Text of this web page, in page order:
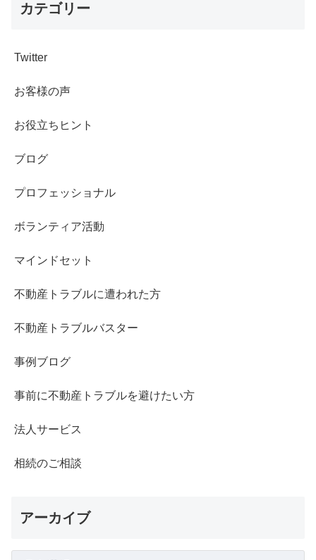
カテゴリー
Twitter
お客様の声
お役立ちヒント
ブログ
プロフェッショナル
ボランティア活動
マインドセット
不動産トラブルに遭われた方
不動産トラブルバスター
事例ブログ
事前に不動産トラブルを避けたい方
法人サービス
相続のご相談
アーカイブ